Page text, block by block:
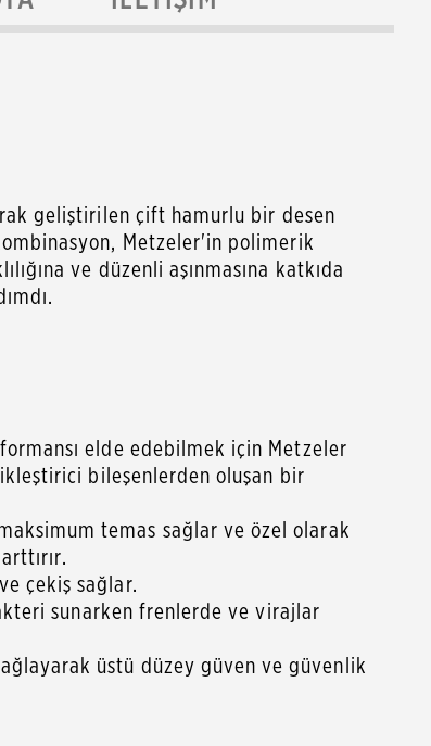
geliştirilen çift hamurlu bir desen
Metzeler'in polimerik
ve düzenli aşınmasına katkıda
elde edebilmek için Metzeler
bileşenlerden oluşan bir
temas sağlar ve özel olarak
çekiş sağlar.
sunarken frenlerde ve virajlar
üstü düzey güven ve güvenlik